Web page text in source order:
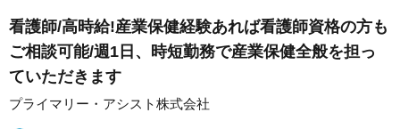
看護師/高時給!産業保健経験あれば看護師資格の方も
ご相談可能/週1日、時短勤務で産業保健全般を担っ
ていただきます
プライマリー・アシスト株式会社